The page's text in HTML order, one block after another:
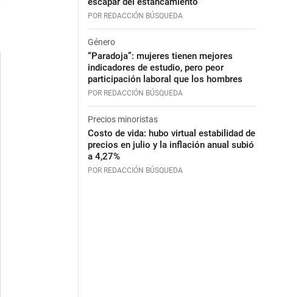
POR REDACCIÓN BÚSQUEDA
Género
“Paradoja”: mujeres tienen mejores
indicadores de estudio, pero peor
participación laboral que los hombres
POR REDACCIÓN BÚSQUEDA
Precios minoristas
Costo de vida: hubo virtual estabilidad de
precios en julio y la inflación anual subió
a 4,27%
POR REDACCIÓN BÚSQUEDA